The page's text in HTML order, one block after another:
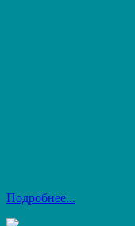
Подробнее...